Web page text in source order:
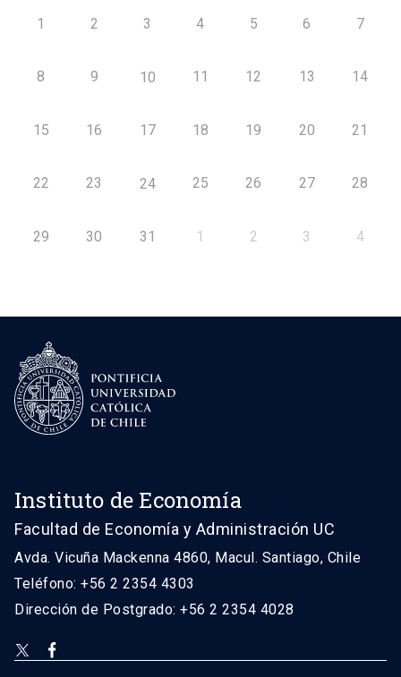
1 2 3 4 5 6 7
8 9 10 11 12 13 14
15 16 17 18 19 20 21
22 23 24 25 26 27 28
29 30 31 1 2 3 4
Instituto de Economía
Facultad de Economía y Administración UC
Avda. Vicuña Mackenna 4860, Macul. Santiago, Chile
Teléfono: +56 2 2354 4303
Dirección de Postgrado: +56 2 2354 4028